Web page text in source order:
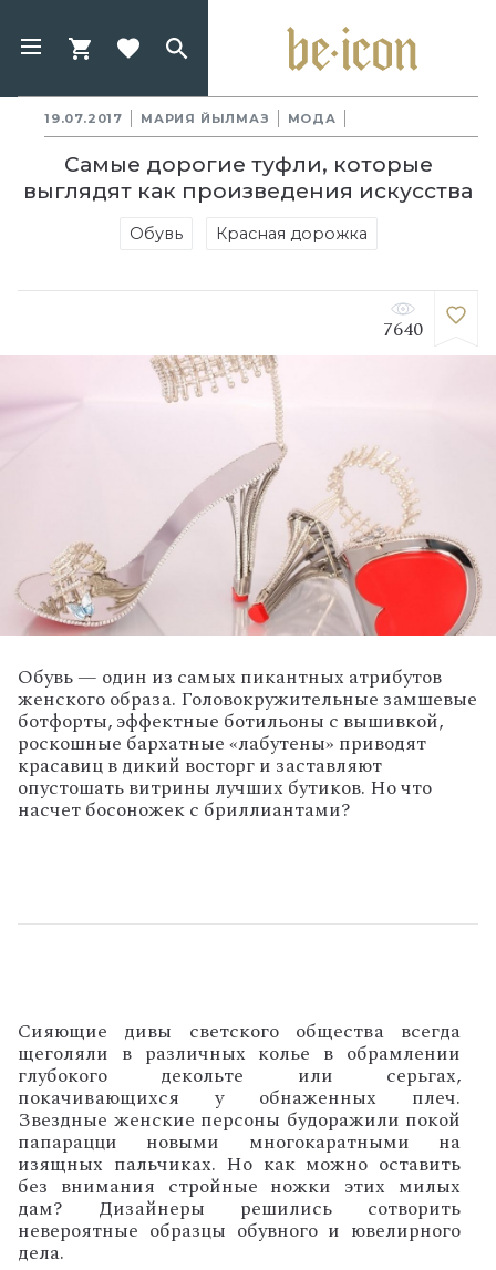
19.07.2017 МАРИЯ ЙЫЛМАЗ МОДА
Самые дорогие туфли, которые
выглядят как произведения искусства
Обувь Красная дорожка
7640
Обувь — один из самых пикантных атрибутов
женского образа. Головокружительные замшевые
ботфорты, эффектные ботильоны с вышивкой,
роскошные бархатные «лабутены» приводят
красавиц в дикий восторг и заставляют
опустошать витрины лучших бутиков. Но что
насчет босоножек с бриллиантами?
Сияющие дивы светского общества всегда
щеголяли в различных колье в обрамлении
глубокого декольте или серьгах,
покачивающихся у обнаженных плеч.
Звездные женские персоны будоражили покой
папарацци новыми многокаратными на
изящных пальчиках. Но как можно оставить
без внимания стройные ножки этих милых
дам? Дизайнеры решились сотворить
невероятные образцы обувного и ювелирного
дела.